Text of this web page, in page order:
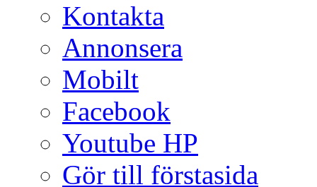
Kontakta
Annonsera
Mobilt
Facebook
Youtube HP
Gör till förstasida